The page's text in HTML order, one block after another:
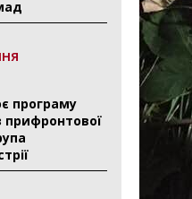
програму
прифронтової